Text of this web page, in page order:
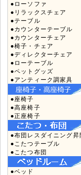
●ローソファ
●リラックスチェア
●テーブル
●カウンターテーブル
●カウンターチェア
●椅子・チェア
●ディレクターチェア
●ローテーブル
●ペットグッズ
●アンティーク調家具
●座椅子
●高座椅子
●正座椅子
●布団レスダイニング昇
●こたつテーブル
●こたつ布団
●ベッド